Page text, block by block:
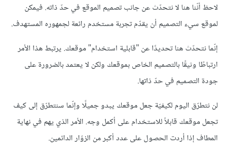
لاحظ أنّنا هنا لا نتحدّث عن جانب تصميم الموقع في حدّ ذاته. فيمكن
لموقع سيء التصميم أن يقدّم تجربة مستخدم رائعة لجمهوره المستهدف.
إنّما نتحدّث هنا تحديدًا عن "قابلية استخدام" موقعك. يرتبط هذا الأمر
ارتباطًا وثيقًا بالتصميم الخاص بموقعك ولكن لا يعتمد بالضرورة على
جودة التصميم في حدّ ذاتها.
لن نتطرّق اليوم لكيفيّة جعل موقعك يبدو جميلًا وإنّما سنتطرّق إلى كيف
تجعل موقعك قابلاً للاستخدام على أكمل وجه. الأمر الذي يهم في نهاية
المطاف إذا أردت الحصول على عدد أكبر من الزوّار الدائمين.